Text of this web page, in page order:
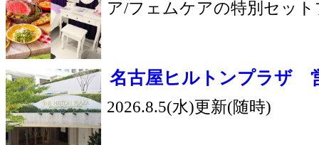
ブラックアント
アビステ ブティック
BLACKANT
ABISTE Boutique
052-228-0775